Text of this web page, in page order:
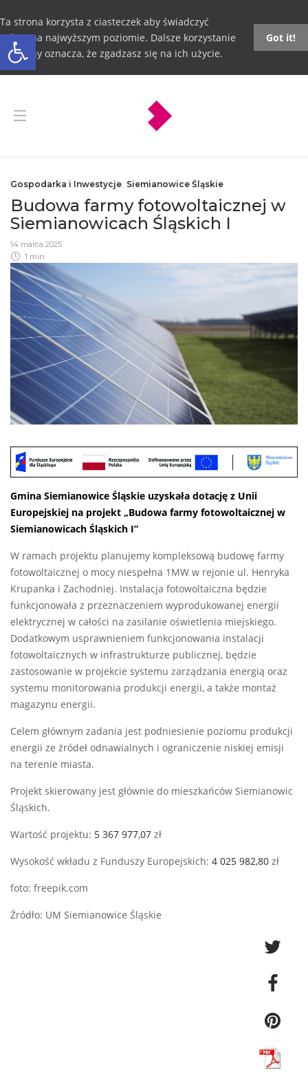
Otwórz pasek narzędzi
Ta strona korzysta z ciasteczek aby świadczyć
usługi na najwyższym poziomie. Dalsze korzystanie
ze strony oznacza, że zgadzasz się na ich użycie.
Got it!
Gospodarka i Inwestycje, Siemianowice Śląskie
Budowa farmy fotowoltaicznej w
Siemianowicach Śląskich I
14 marca 2025
1 min
Gmina Siemianowice Śląskie uzyskała dotację z Unii
Europejskiej na projekt „Budowa farmy fotowoltaicznej w
Siemianowicach Śląskich I”
W ramach projektu planujemy kompleksową budowę farmy
fotowoltaicznej o mocy niespełna 1MW w rejonie ul. Henryka
Krupanka i Zachodniej. Instalacja fotowoltaiczna będzie
funkcjonowała z przeznaczeniem wyprodukowanej energii
elektrycznej w całości na zasilanie oświetlenia miejskiego.
Dodatkowym usprawnieniem funkcjonowania instalacji
fotowoltaicznych w infrastrukturze publicznej, będzie
zastosowanie w projekcie systemu zarządzania energią oraz
systemu monitorowania produkcji energii, a także montaż
magazynu energii.
Celem głównym zadania jest podniesienie poziomu produkcji
energii ze źródeł odnawialnych i ograniczenie niskiej emisji
na terenie miasta.
Projekt skierowany jest głównie do mieszkańców Siemianowic
Śląskich.
Wartość projektu: 5 367 977,07 zł
Wysokość wkładu z Funduszy Europejskich: 4 025 982,80 zł
foto: freepik.com
Źródło: UM Siemianowice Śląskie